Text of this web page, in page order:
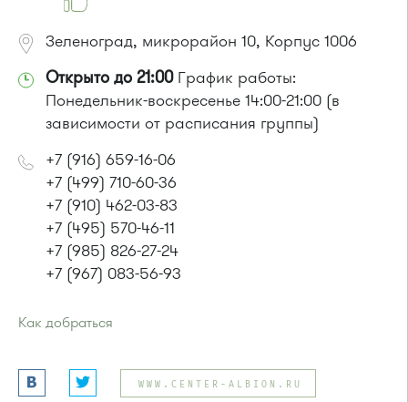
Маршрутка № 721м
Зеленоград, микрорайон 10, Корпус 1006
Открыто до 21:00График работы:
Понедельник-воскресенье 14:00-21:00 (в
зависимости от расписания группы)
+7 (916) 659-16-06
+7 (499) 710-60-36
+7 (910) 462-03-83
+7 (495) 570-46-11
+7 (985) 826-27-24
+7 (967) 083-56-93
Как добраться
Автобус № 11, 29.
Маршрутка № 721мWWW.CENTER-ALBION.RU